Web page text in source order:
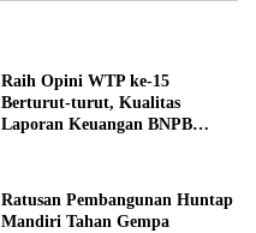
Raih Opini WTP ke-15
Berturut-turut, Kualitas
Laporan Keuangan BNPB
Ratusan Pembangunan Huntap
Mandiri Tahan Gempa